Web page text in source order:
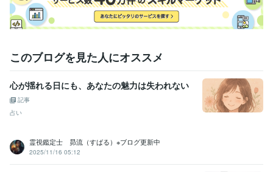
このブログを見た人にオススメ
心が揺れる日にも、あなたの魅力は失われない
記事
占い
霊視鑑定士 昴流（すばる）※ブログ更新中
2025/11/16 05:12